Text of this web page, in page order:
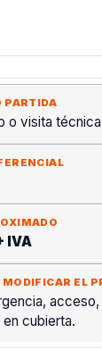
o visita técnica
IVA
cubierta.